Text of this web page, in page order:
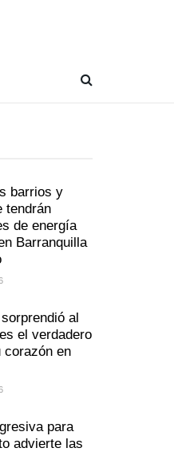
barrios y
tendrán
de energía
Barranquilla
al
el verdadero
corazón en
para
advierte las